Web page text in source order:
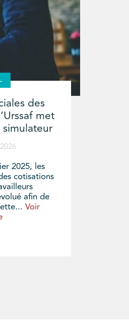
des
met
simulateur
2025, les
cotisations
afin de
Voir